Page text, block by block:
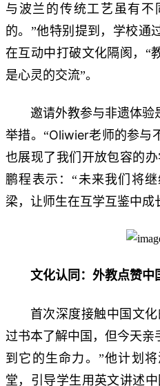
与波兰的传统工艺虽有
的。 ”他特别提到，学校通
在互动中打破文化隔阂，“
是心灵的交流”。
邀请外教参与非遗体验
举措。“Oliwier老师的参与
也展现了我们开放包容的办
鹏程 表示：“未来我们将
梁，让师生在互学互鉴中成
文化认同：外教点赞中
首次深度接触中国文
过书本了解中国，但今天
到它的生命力。 ”他计划
堂，引导学生用英文讲述